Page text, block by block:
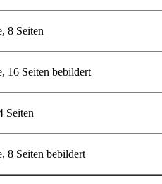
8 Seiten
16 Seiten bebildert
Seiten
8 Seiten bebildert